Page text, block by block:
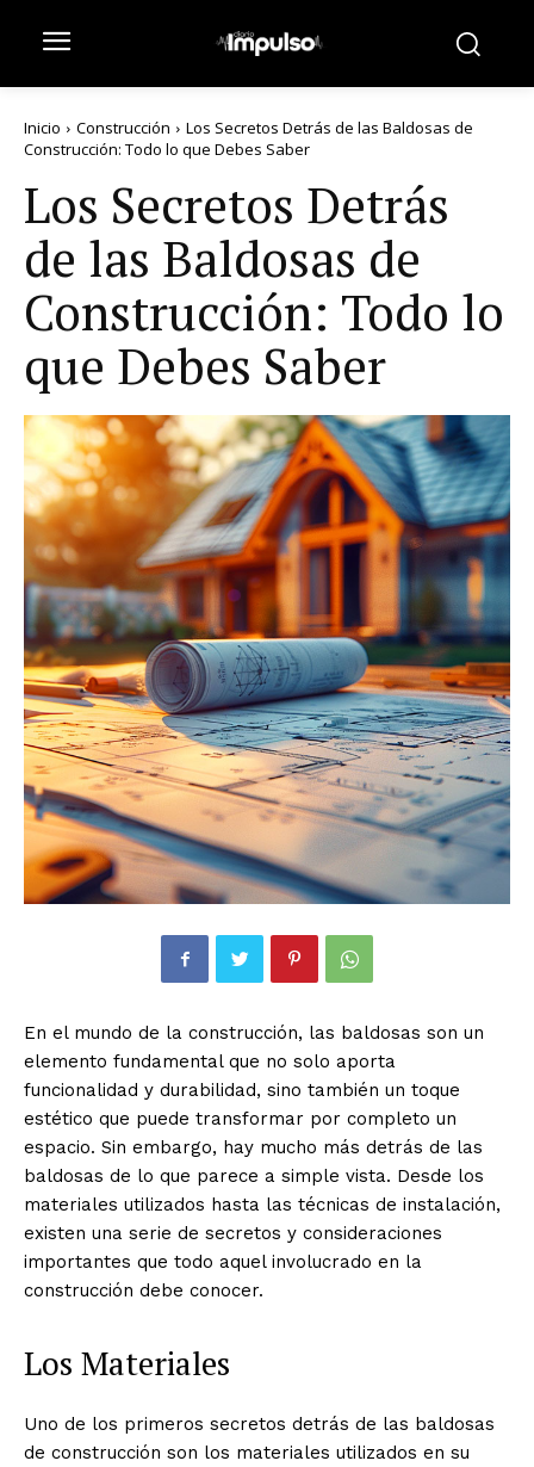
Inicio Construcción
Los Secretos Detrás de las Baldosas de
Construcción: Todo lo que Debes Saber
Los Secretos Detrás
de las Baldosas de
Construcción: Todo lo
que Debes Saber
En el mundo de la construcción, las baldosas son un
elemento fundamental que no solo aporta
funcionalidad y durabilidad, sino también un toque
estético que puede transformar por completo un
espacio. Sin embargo, hay mucho más detrás de las
baldosas de lo que parece a simple vista. Desde los
materiales utilizados hasta las técnicas de instalación,
existen una serie de secretos y consideraciones
importantes que todo aquel involucrado en la
construcción debe conocer.
Los Materiales
Uno de los primeros secretos detrás de las baldosas
de construcción son los materiales utilizados en su